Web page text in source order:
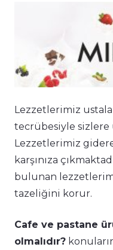
Lezzetlerimiz
tecrübesiyle sizlere
Lezzetlerimiz
karşınıza
bulunan
tazeliğini korur.
Cafe ve pastane
olmalıdır?